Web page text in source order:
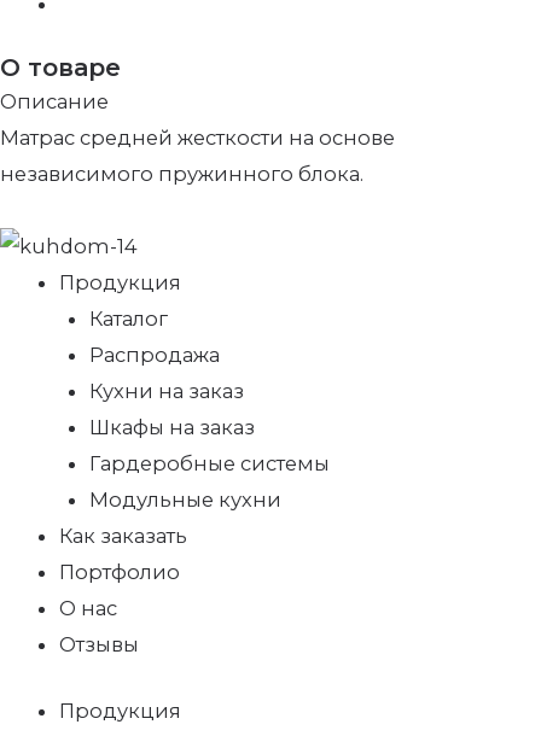
О товаре
Описание
Матрас средней жесткости на основе
независимого пружинного блока.
Продукция
Каталог
Распродажа
Кухни на заказ
Шкафы на заказ
Гардеробные системы
Модульные кухни
Как заказать
Портфолио
О нас
Отзывы
Продукция